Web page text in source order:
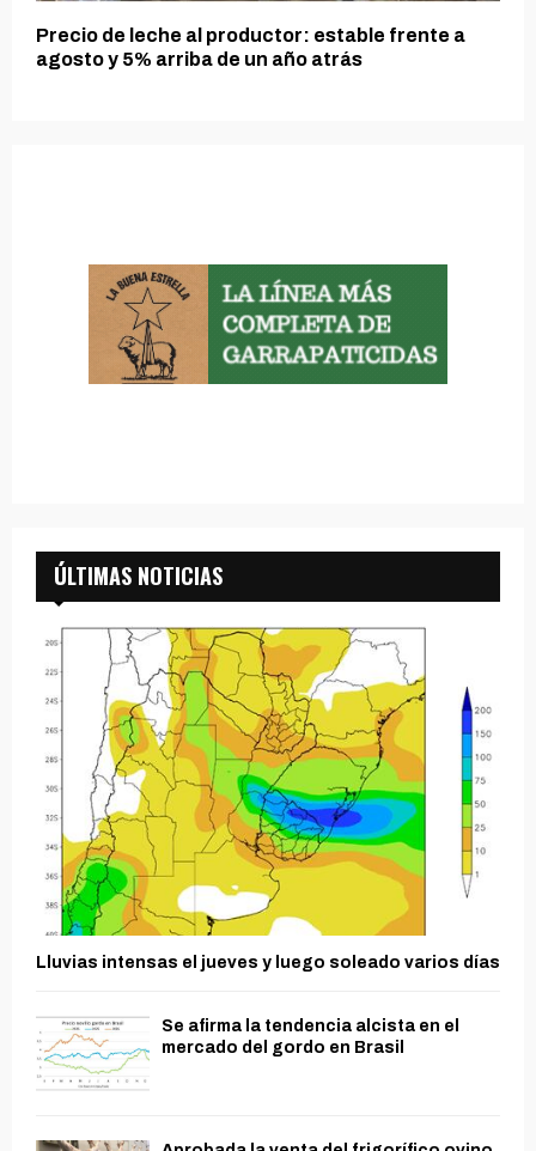
Precio de leche al productor: estable frente a
agosto y 5% arriba de un año atrás
ÚLTIMAS NOTICIAS
Lluvias intensas el jueves y luego soleado varios días
Se afirma la tendencia alcista en el
mercado del gordo en Brasil